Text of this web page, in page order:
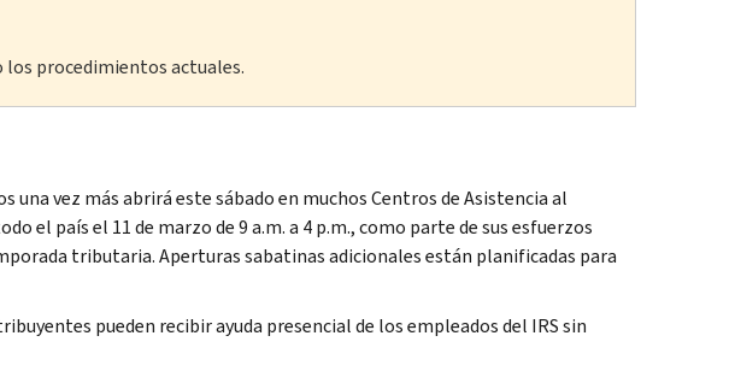
los procedimientos actuales.
una vez más abrirá este sábado en muchos Centros de Asistencia al
el país el 11 de marzo de 9 a.m. a 4 p.m., como parte de sus esfuerzos
tributaria. Aperturas sabatinas adicionales están planificadas para
pueden recibir ayuda presencial de los empleados del IRS sin